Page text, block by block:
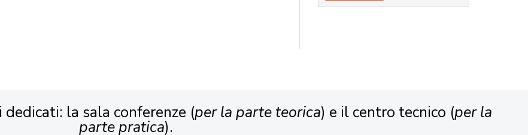
la sala conferenze (per la parte teorica) e il centro tecnico (per la
parte pratica).